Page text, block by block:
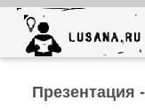
Презентация